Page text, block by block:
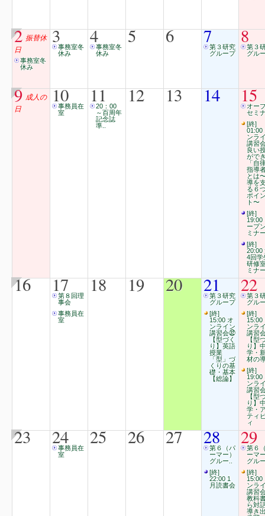
2 振替休
日
事務室冬
休み
3事務室冬
休み
4事務室冬
休み
5 6 7第３研究
グループ
8第３
グル
9 成人の
日
10
事務員在
室
11
20：00
～百周年
記念誌
準..
12 13 14 15
オー
セミ
[終]
01:00
ンラ
講習
良い
がで
「自
指導
とは
導を
る６
ポイ
ト〜
[終]
19:00
ープ
ミナ
[終]
20:00
4回学
研修
ミナ
16 17
第８回理
事会
事務員在
室
18 19 20 21
第３研究
グループ
[終]
15:00 オ
ンライン
講習会㉜
【型づく
り】英語
授業
「型」づ
くりの基
礎・基本
【総論】
22
第３
グル
[終]
15:00
ンラ
講習
【型
り】
学・
材の
[終]
19:00
ンラ
講習
【型
り】
学・
ティ
ィ
23 24
事務員在
室
25 26 27 28
第６（パ
ーマー）
グルー..
[終]
22:00 1
月読書会
29
第６
ーマ
グル
[終]
15:00
ンラ
講習
教科
ら対
導き